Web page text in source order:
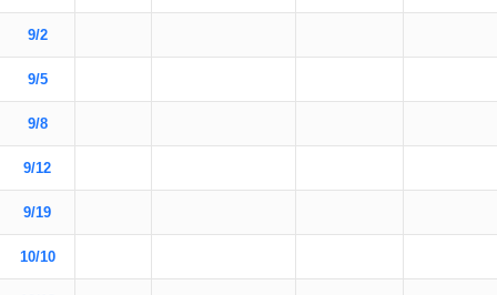
9/2
9/5
9/8
9/12
9/19
10/10